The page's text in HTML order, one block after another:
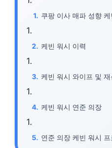
쿠팡 이사 매파 성향 케
케빈 워시 이력
케빈 워시 와이프 및 재
케빈 워시 연준 의장
연준 의장 케빈 워시 프